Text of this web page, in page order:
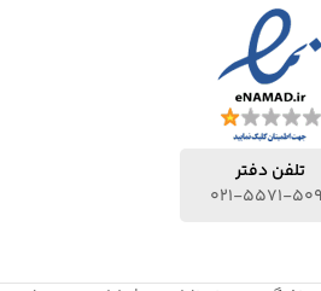
تلفن دفتر
021-5571-